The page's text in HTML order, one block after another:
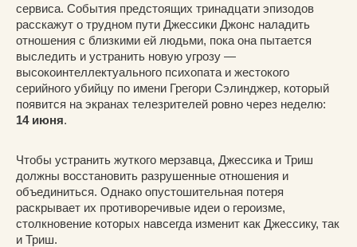
сервиса. События предстоящих тринадцати эпизодов
расскажут о трудном пути Джессики Джонс наладить
отношения с близкими ей людьми, пока она пытается
выследить и устранить новую угрозу —
высокоинтеллектуального психопата и жестокого
серийного убийцу по имени Грегори Сэлинджер, который
появится на экранах телезрителей ровно через неделю:
14 июня.
Чтобы устранить жуткого мерзавца, Джессика и Триш
должны восстановить разрушенные отношения и
объединиться. Однако опустошительная потеря
раскрывает их противоречивые идеи о героизме,
столкновение которых навсегда изменит как Джессику, так
и Триш.